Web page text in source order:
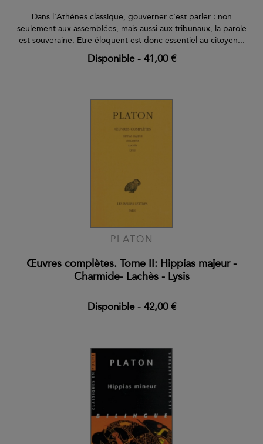
Dans l'Athènes classique, gouverner c’est parler : non
seulement aux assemblées, mais aussi aux tribunaux, la parole
est souveraine. Etre éloquent est donc essentiel au citoyen...
Disponible- 41,00 €
PLATON
Œuvres complètes. Tome II: Hippias majeur -
Charmide- Lachès - Lysis
Disponible- 42,00 €